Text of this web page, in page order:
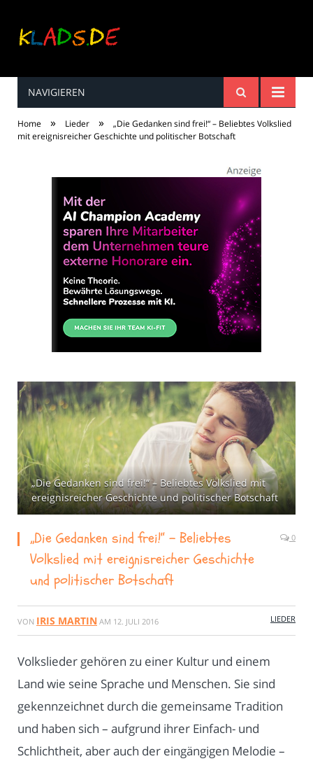
Kinderreime, Spiele,
Spaß ...
NAVIGIEREN
Home » Lieder »
„Die Gedanken sind frei!“ – Beliebtes Volkslied
mit ereignisreicher Geschichte und politischer Botschaft
„Die Gedanken sind frei!“ – Beliebtes Volkslied mit
ereignisreicher Geschichte und politischer Botschaft
„Die Gedanken sind frei!“ – Beliebtes
Volkslied mit ereignisreicher Geschichte
und politischer Botschaft
0
VON IRIS MARTIN AM 12. JULI 2016 LIEDER
Volkslieder gehören zu einer Kultur und einem
Land wie seine Sprache und Menschen. Sie sind
gekennzeichnet durch die gemeinsame Tradition
und haben sich – aufgrund ihrer Einfach- und
Schlichtheit, aber auch der eingängigen Melodie –